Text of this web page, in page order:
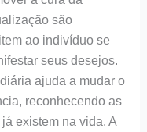
são
ao indivíduo se
seus desejos.
ajuda a mudar o
reconhecendo as
existem na vida. A